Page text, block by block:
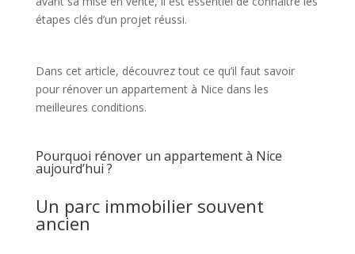
étapes clés d’un projet réussi.
Dans cet article, découvrez tout ce qu’il faut savoir
pour rénover un appartement à Nice dans les
meilleures conditions.
Pourquoi rénover un appartement à Nice
aujourd’hui ?
Un parc immobilier souvent
ancien